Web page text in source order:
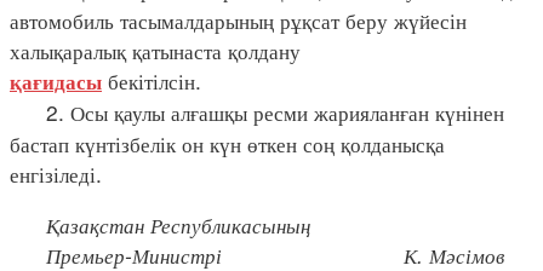
автомобиль тасымалдарының рұқсат беру жүйесін
халықаралық қатынаста қолдану
қағидасы бекітілсін.
2. Осы қаулы алғашқы ресми жарияланған күнінен
бастап күнтізбелік он күн өткен соң қолданысқа
енгізіледі.
Қазақстан Республикасының
Премьер-Министрі К. Мәсімов